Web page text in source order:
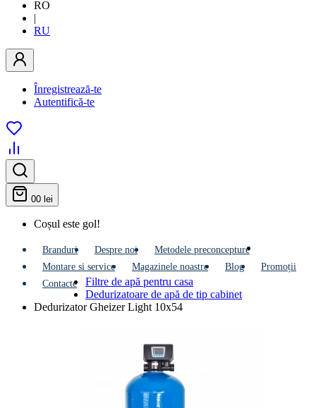
RO
|
RU
Înregistrează-te
Autentifică-te
00 lei
Coșul este gol!
Branduri Despre noi
Metodele preconcepture
Montare si service
Мagazinele noastre Blog
Promoții
Contacte
Filtre de apă pentru casa
Dedurizatoare de apă de tip cabinet
Dedurizator Gheizer Light 10x54